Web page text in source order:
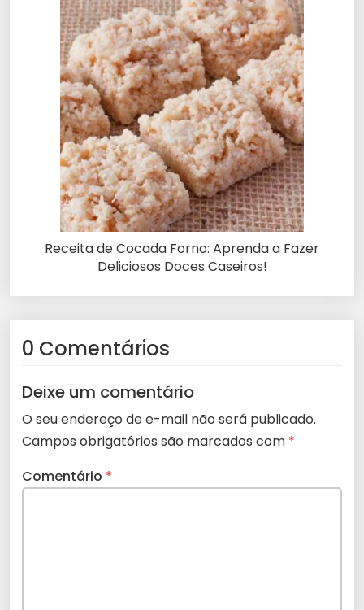
Receita de Cocada Forno: Aprenda a Fazer
Deliciosos Doces Caseiros!
0 Comentários
Deixe um comentário
O seu endereço de e-mail não será publicado.
Campos obrigatórios são marcados com *
Comentário *